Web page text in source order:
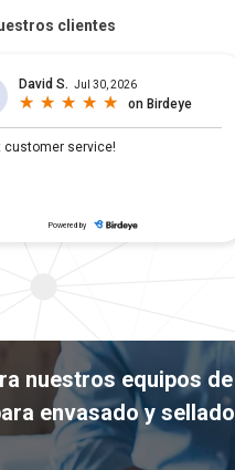
clientes
nuestros equipos de
envasado y sellado